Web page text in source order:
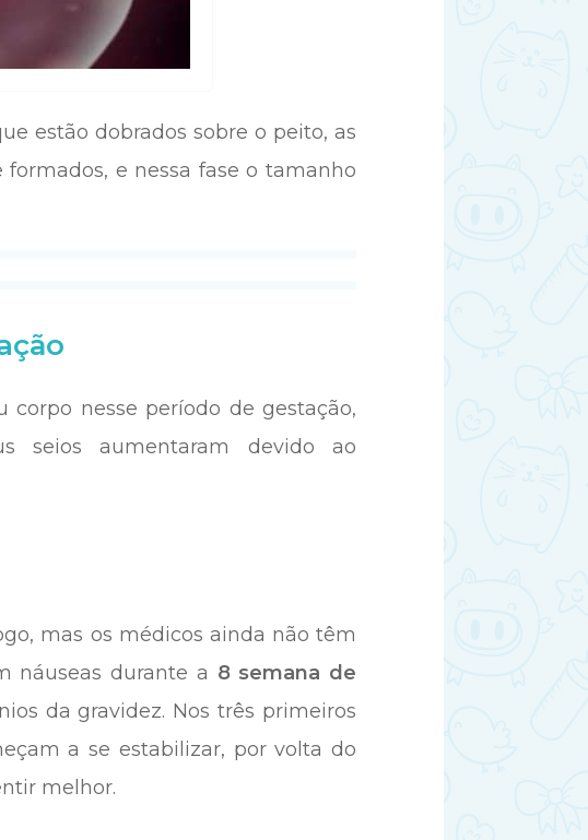
estão dobrados sobre o peito, as
e nessa fase o tamanho
nesse período de gestação,
seios aumentaram devido ao
mas os médicos ainda não têm
náuseas durante a 8 semana de
da gravidez. Nos três primeiros
a se estabilizar, por volta do
melhor.